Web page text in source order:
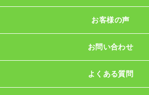
お客様の声
お問い合わせ
よくある質問